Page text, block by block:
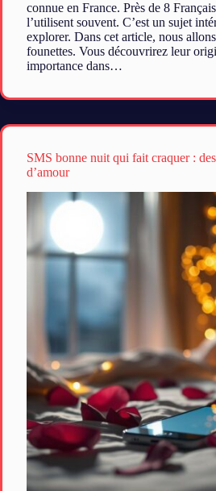
connue en France. Près de 8
l’utilisent souvent. C’est un sujet
explorer. Dans cet article, nous
founettes. Vous découvrirez leur
importance dans…
SMS bonne nuit qui fait craquer : des
d’amour